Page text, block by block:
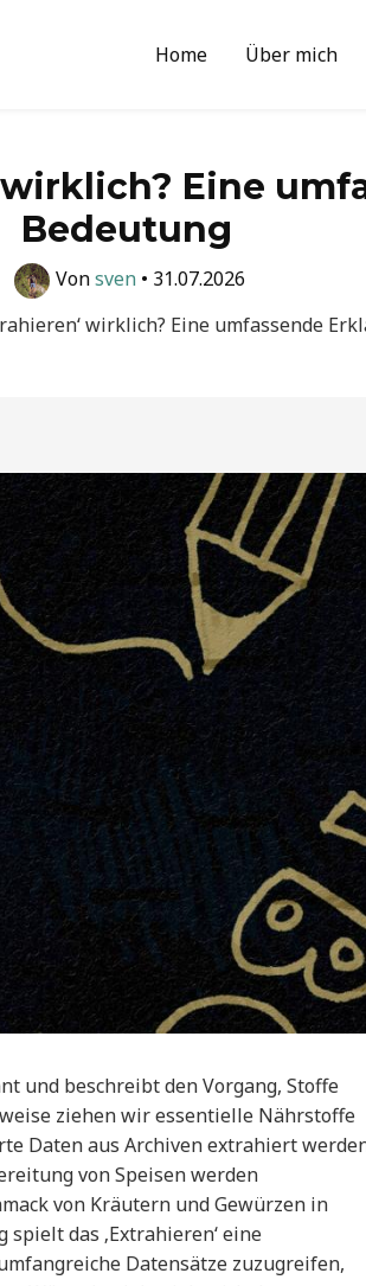
Home Über mich
Eine
Bedeutung
Vonsven • 31.07.2026
wirklich? Eine umfassende
und beschreibt den Vorgang, Stoffe
ziehen wir essentielle Nährstoffe
Daten aus Archiven extrahiert
von Speisen werden
von Kräutern und Gewürzen in
das ‚Extrahieren‘ eine
Datensätze zuzugreifen,